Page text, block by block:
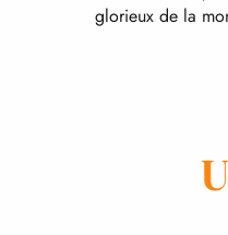
glorieux de la